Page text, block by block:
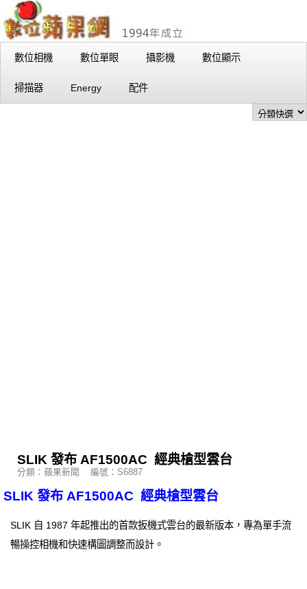
數位相機 數位單眼 攝影機 數位顯示
掃描器 Energy 配件
SLIK 發布 AF1500AC 經典槍型雲台
分類：蘋果新聞 編號：S6887
SLIK 發布 AF1500AC 經典槍型雲台
SLIK 自 1987 年起推出的首款扳機式雲台的最新版本，專為單手流
暢操控相機和快速構圖調整而設計。